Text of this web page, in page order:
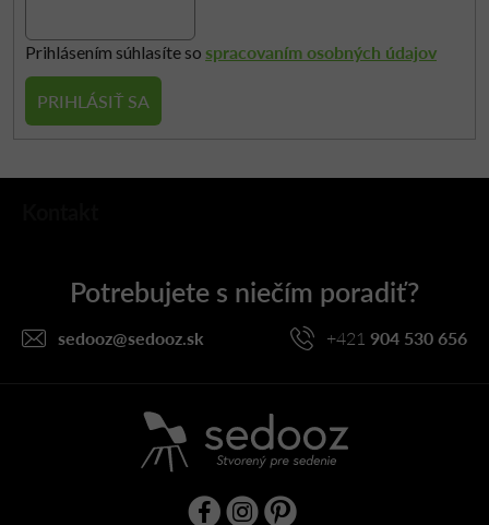
Prihlásením súhlasíte so spracovaním osobných údajov
PRIHLÁSIŤ SA
sedooz@sedooz.sk +421 904 530 656